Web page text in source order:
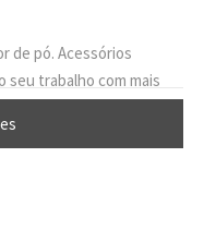
de pó. Acessórios
seu trabalho com mais